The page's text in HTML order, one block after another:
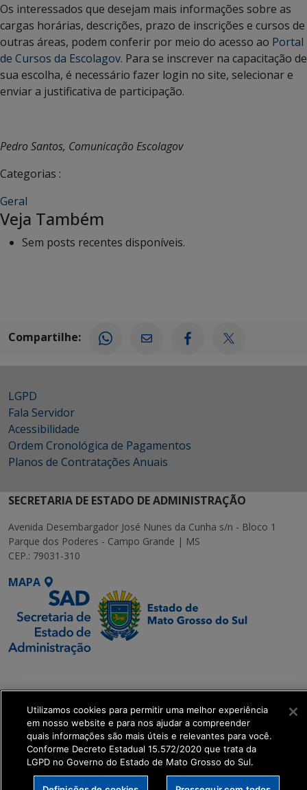
Os interessados que desejam mais informações sobre as
cargas horárias, descrições, prazo de inscrições e cursos de
outras áreas, podem conferir por meio do acesso ao Portal
de Cursos da Escolagov. Para se inscrever na capacitação de
sua escolha, é necessário fazer login no site, selecionar e
enviar a justificativa de participação.
Pedro Santos, Comunicação Escolagov
Categorias :
Geral
Veja Também
Sem posts recentes disponíveis.
Compartilhe:
LGPD
Fala Servidor
Acessibilidade
Ordem Cronológica de Pagamentos
Planos de Contratações Anuais
SECRETARIA DE ESTADO DE ADMINISTRAÇÃO
Avenida Desembargador José Nunes da Cunha s/n - Bloco 1
Parque dos Poderes - Campo Grande | MS
CEP.: 79031-310
MAPA
Executiva de
Transformação Digital
get_footer();
Utilizamos cookies para permitir uma melhor experiência
em nosso website e para nos ajudar a compreender
quais informações são mais úteis e relevantes para você.
Conforme Decreto Estadual 15.572/2020 que trata da
LGPD no Governo do Estado de Mato Grosso do Sul.